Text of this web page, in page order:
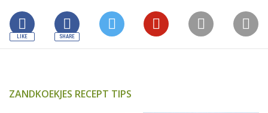
ZANDKOEKJES RECEPT TIPS